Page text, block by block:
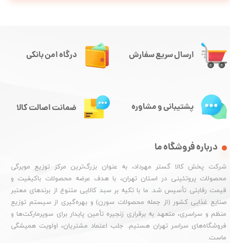
ارسال سریع سفارش
درباره فروشگاه ما
شرکت پخش کالا گستر مهرداد، به عنوان بزرگ‌ترین مرکز توزیع مویرگی
محصولات پروتئینی در استان تهران، با هدف عرضه محصولات باکیفیت و
قیمت رقابتی تأسیس شد. ما با تکیه بر سبد کالایی متنوع از برندهای معتبر
صنایع غذایی کشور (از جمله محصولات سورن) و بهره‌گیری از سیستم توزیع
منظم و سراسری، متعهد به برقراری زنجیره تأمین پایدار برای سوپرمارکت‌ها و
فروشگاه‌های سراسر تهران هستیم. جلب اعتماد مشتریان، اولویت همیشگی
ماست.
درگاه امن بانکی
پشتیبانی و مشاوره ضمانت اصالت کالا